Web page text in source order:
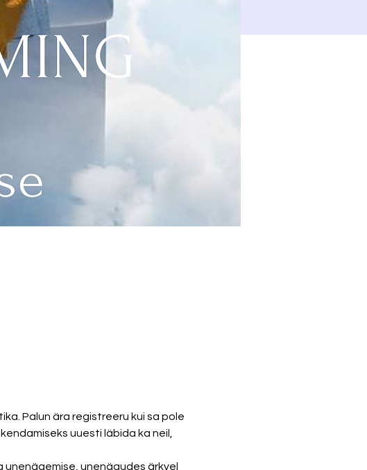
Palun ära registreeru kui sa pole
uuesti läbida ka neil,
unenägemise, unenägudes ärkvel